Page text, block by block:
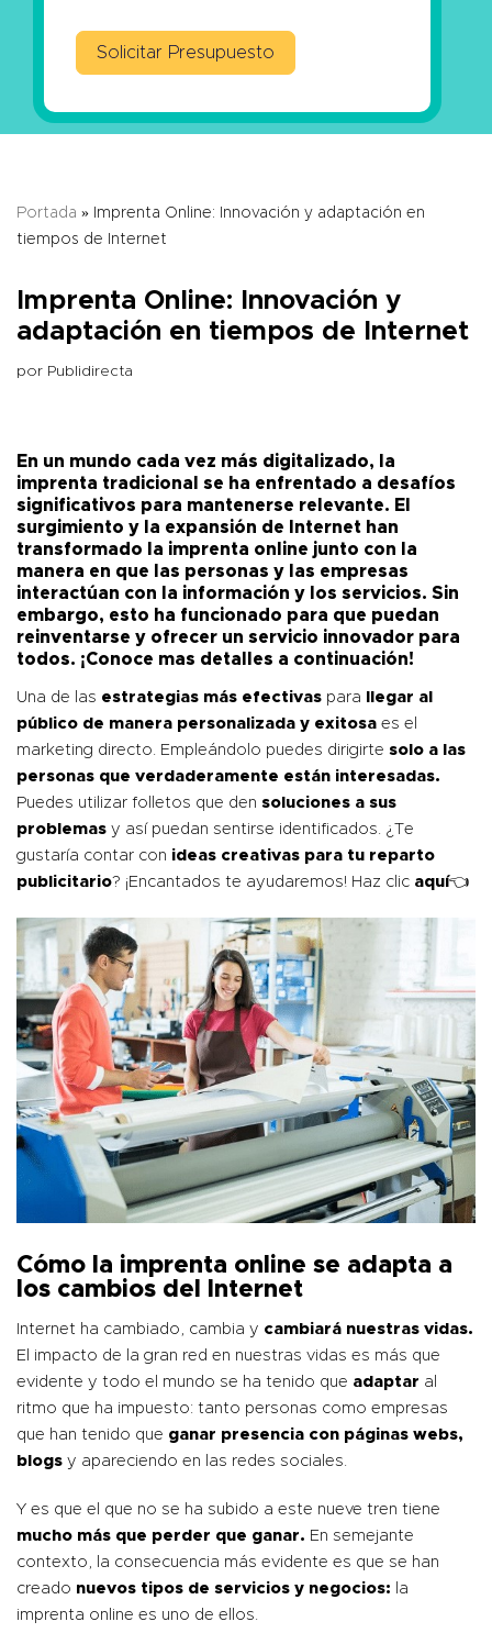
Portada » Imprenta Online: Innovación y adaptación en
tiempos de Internet
Imprenta Online: Innovación y
adaptación en tiempos de Internet
por Publidirecta
En un mundo cada vez más digitalizado, la
imprenta tradicional se ha enfrentado a desafíos
significativos para mantenerse relevante. El
surgimiento y la expansión de Internet han
transformado la imprenta online junto con la
manera en que las personas y las empresas
interactúan con la información y los servicios. Sin
embargo, esto ha funcionado para que puedan
reinventarse y ofrecer un servicio innovador para
todos. ¡Conoce mas detalles a continuación!
Una de las estrategias más efectivas para
llegar al
público de manera personalizada y exitosa es el
marketing directo. Empleándolo puedes dirigirte solo a las
personas que verdaderamente están interesadas.
Puedes utilizar folletos que den soluciones a sus
problemas y así puedan sentirse identificados. ¿Te
gustaría contar con ideas creativas para tu reparto
publicitario? ¡Encantados te ayudaremos! Haz clic aquí👈
Cómo la imprenta online se adapta a
los cambios del Internet
Internet ha cambiado, cambia y cambiará nuestras vidas.
El impacto de la gran red en nuestras vidas es más que
evidente y todo el mundo se ha tenido que adaptar al
ritmo que ha impuesto: tanto personas como empresas
que han tenido que ganar presencia con páginas webs,
blogs y apareciendo en las redes sociales.
Y es que el que no se ha subido a este nueve tren tiene
mucho más que perder que ganar. En semejante
contexto, la consecuencia más evidente es que se han
creado nuevos tipos de servicios y negocios: la
imprenta online es uno de ellos.